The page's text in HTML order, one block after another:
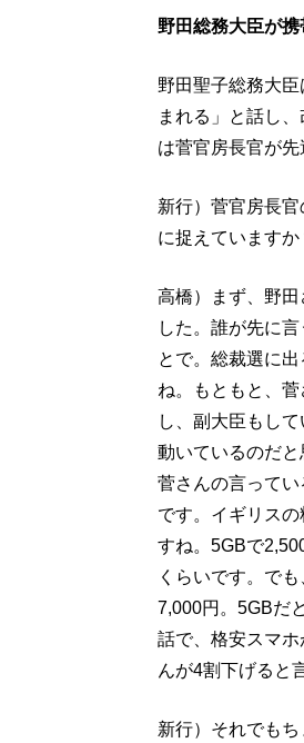
野田総務大臣が
野田聖子総務大
まれる」と話し
は菅官房長官が
新行）菅官房長
に捉えていますか
高橋）まず、野
した。誰が先に
とで。総裁選に
ね。もともと、
し、副大臣もし
動いているのだと
菅さんの言って
です。イギリス
すね。5GBで
くらいです。で
7,000円。5GBだ
話で、格安スマ
んが4割下げると
新行）それでもち